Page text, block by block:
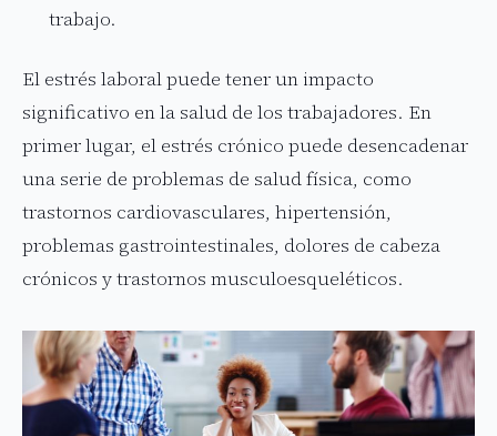
trabajo.
El estrés laboral puede tener un impacto
significativo en la salud de los trabajadores. En
primer lugar, el estrés crónico puede desencadenar
una serie de problemas de salud física, como
trastornos cardiovasculares, hipertensión,
problemas gastrointestinales, dolores de cabeza
crónicos y trastornos musculoesqueléticos.